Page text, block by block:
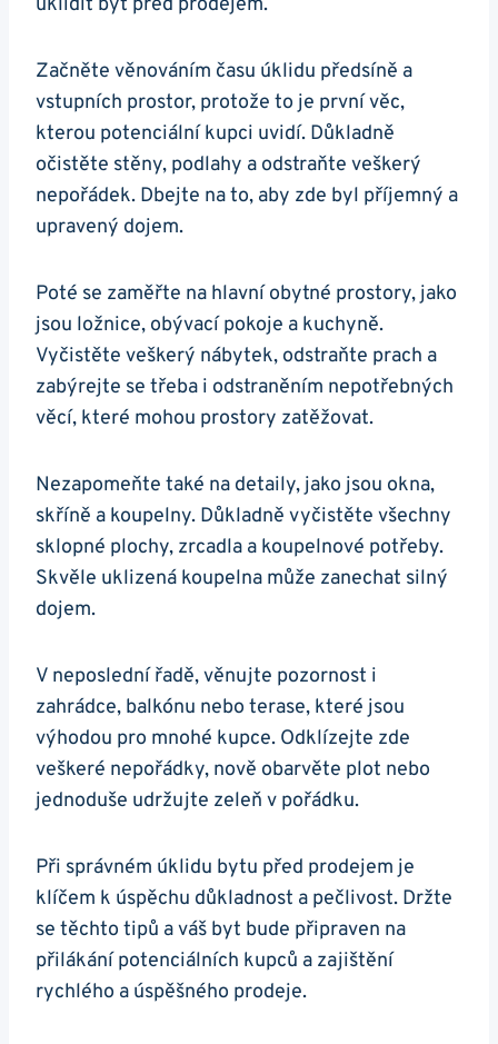
uklidit byt před prodejem.
Začněte věnováním času úklidu předsíně a
vstupních prostor, protože to je první věc,
kterou potenciální kupci uvidí. Důkladně
očistěte stěny, podlahy a odstraňte veškerý
nepořádek. Dbejte na to, aby zde byl příjemný a
upravený dojem.
Poté se zaměřte na hlavní obytné prostory, jako
jsou ložnice, obývací pokoje a kuchyně.
Vyčistěte veškerý nábytek, odstraňte prach a
zabýrejte se třeba i odstraněním nepotřebných
věcí, které mohou prostory zatěžovat.
Nezapomeňte také na detaily, jako jsou okna,
skříně a koupelny. Důkladně vyčistěte všechny
sklopné plochy, zrcadla a koupelnové potřeby.
Skvěle uklizená koupelna může zanechat silný
dojem.
V neposlední řadě, věnujte pozornost i
zahrádce, balkónu nebo terase, které jsou
výhodou pro mnohé kupce. Odklízejte zde
veškeré nepořádky, nově obarvěte plot nebo
jednoduše udržujte zeleň v pořádku.
Při správném úklidu bytu před prodejem je
klíčem k úspěchu důkladnost a pečlivost. Držte
se těchto tipů a váš byt bude připraven na
přilákání potenciálních kupců a zajištění
rychlého a úspěšného prodeje.